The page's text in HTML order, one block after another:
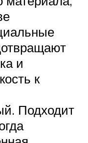
и
к
Подходит